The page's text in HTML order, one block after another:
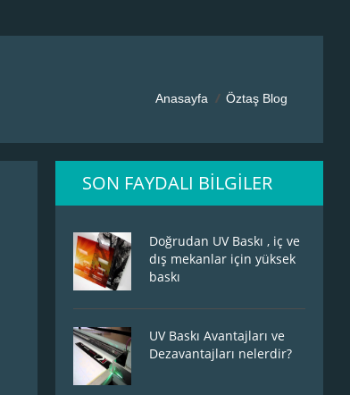
Anasayfa Öztaş Blog
SON FAYDALI BILGILER
Doğrudan UV Baskı , iç ve
dış mekanlar için yüksek
baskı
UV Baskı Avantajları ve
Dezavantajları nelerdir?